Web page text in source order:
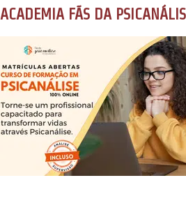
ACADEMIA FÃS DA